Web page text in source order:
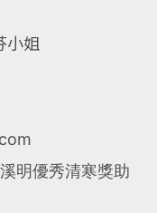
小姐
明優秀清寒獎助